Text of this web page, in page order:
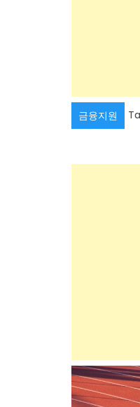
금융지원